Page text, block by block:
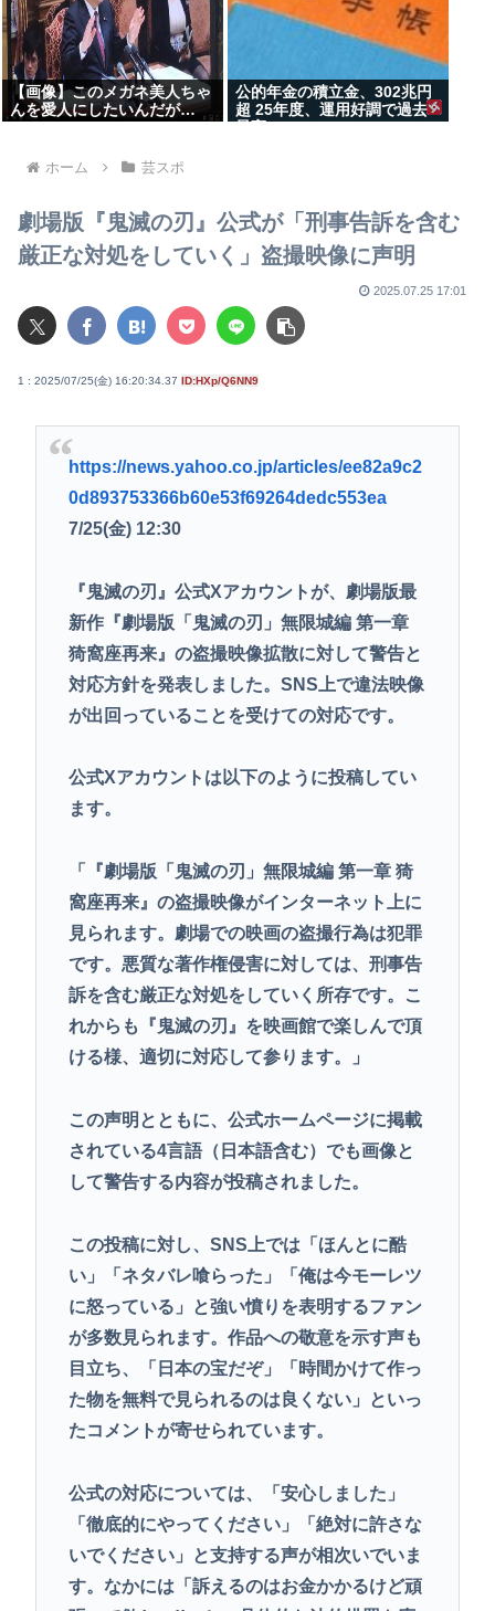
【画像】このメガネ美人ちゃ
んを愛人にしたいんだが…
公的年金の積立金、302兆円
超 25年度、運用好調で過去
最高
ホーム 芸スポ
劇場版『鬼滅の刃』公式が「刑事告訴を含む
厳正な対処をしていく」盗撮映像に声明
2025.07.25 17:01
1 : 2025/07/25(金) 16:20:34.37 ID:HXp/Q6NN9
https://news.yahoo.co.jp/articles/ee82a9c2
0d893753366b60e53f69264dedc553ea
7/25(金) 12:30
『鬼滅の刃』公式Xアカウントが、劇場版最
新作『劇場版「鬼滅の刃」無限城編 第一章
猗窩座再来』の盗撮映像拡散に対して警告と
対応方針を発表しました。SNS上で違法映像
が出回っていることを受けての対応です。
公式Xアカウントは以下のように投稿してい
ます。
「『劇場版「鬼滅の刃」無限城編 第一章 猗
窩座再来』の盗撮映像がインターネット上に
見られます。劇場での映画の盗撮行為は犯罪
です。悪質な著作権侵害に対しては、刑事告
訴を含む厳正な対処をしていく所存です。こ
れからも『鬼滅の刃』を映画館で楽しんで頂
ける様、適切に対応して参ります。」
この声明とともに、公式ホームページに掲載
されている4言語（日本語含む）でも画像と
して警告する内容が投稿されました。
この投稿に対し、SNS上では「ほんとに酷
い」「ネタバレ喰らった」「俺は今モーレツ
に怒っている」と強い憤りを表明するファン
が多数見られます。作品への敬意を示す声も
目立ち、「日本の宝だぞ」「時間かけて作っ
た物を無料で見られるのは良くない」といっ
たコメントが寄せられています。
公式の対応については、「安心しました」
「徹底的にやってください」「絶対に許さな
いでください」と支持する声が相次いでいま
す。なかには「訴えるのはお金かかるけど頑